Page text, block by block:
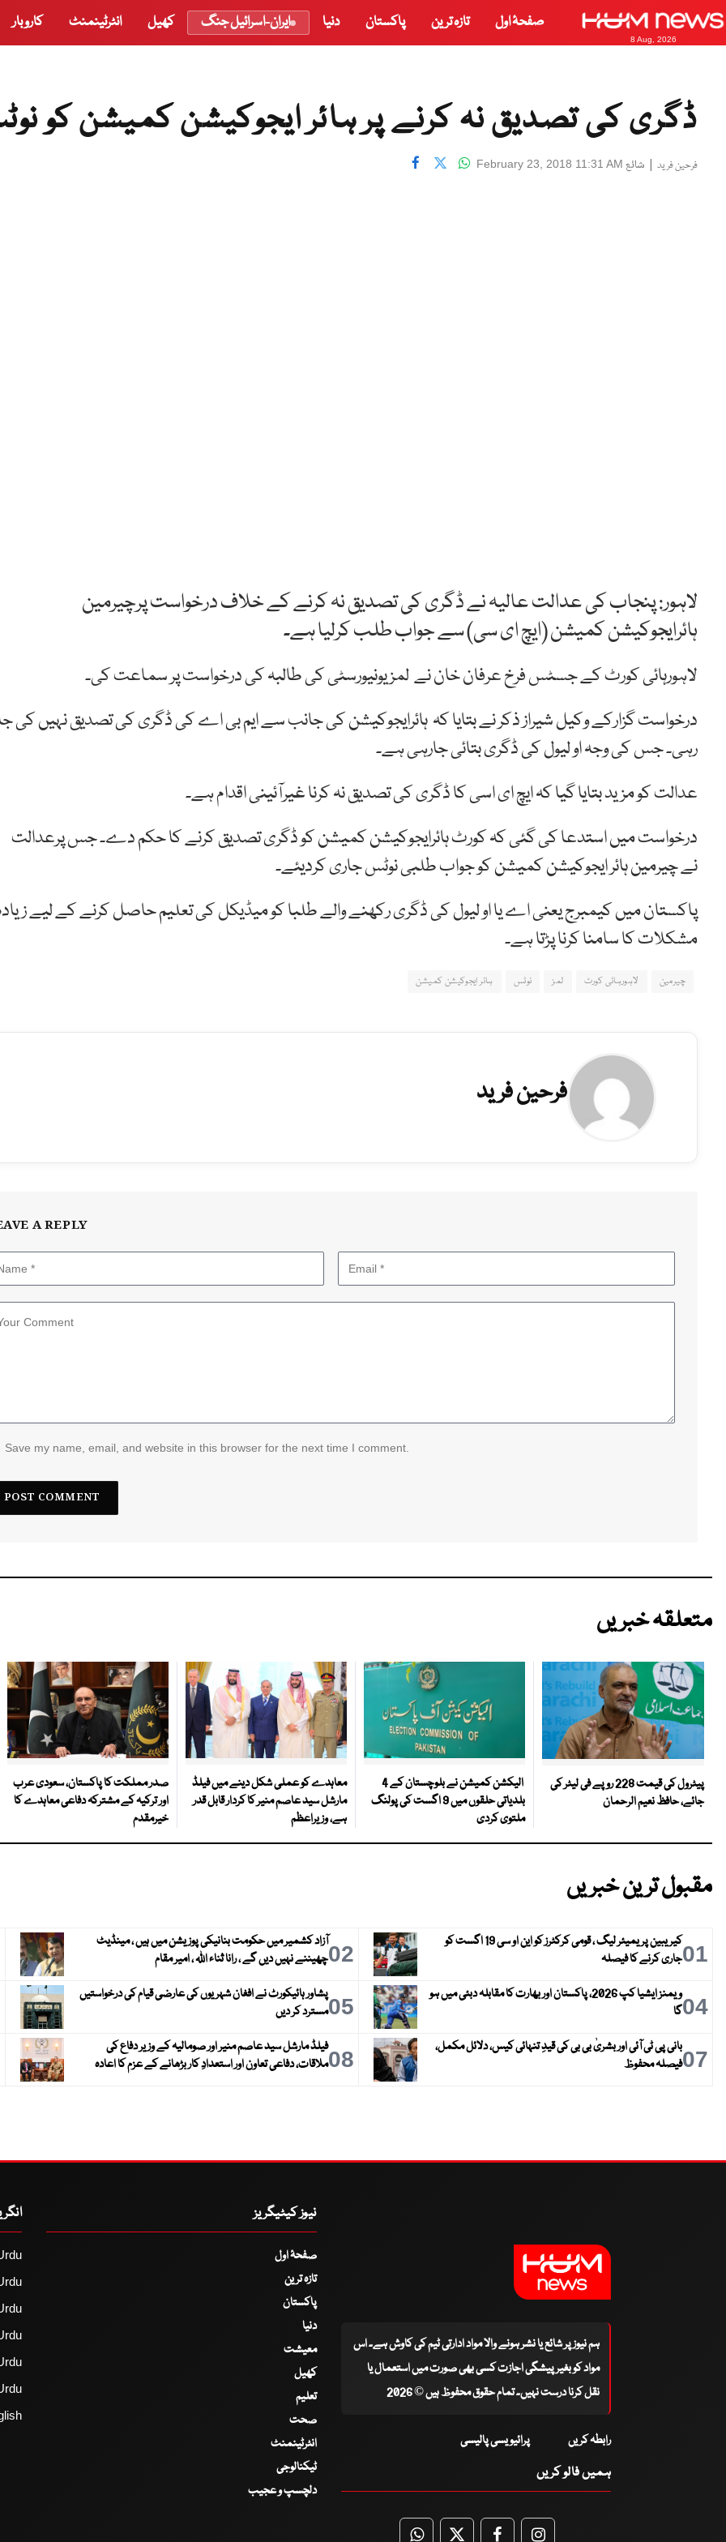
8 Aug, 2026
صفحۂ اول تازہ ترین پاکستان دنیا ایران-اسرائیل جنگ کھیل انٹرٹینمنٹ کاروبار
ڈگری کی تصدیق نہ کرنے پر ہائر ایجوکیشن کمیشن کو
فرحین فرید | شائع February 23, 2018 11:31 AM
لاہور: پنجاب کی عدالت عالیہ نے ڈگری کی تصدیق نہ کرنے کے خلاف درخواست پرچیرمین
ہائرایجوکیشن کمیشن (ایچ ای سی) سے جواب طلب کرلیا ہے۔
لاہورہائی کورٹ کے جسٹس فرخ عرفان خان نے لمز یونیورسٹی کی طالبہ کی درخواست پر سماعت کی۔
درخواست گزارکے وکیل شیراز ذکر نے بتایا کہ ہائرایجوکیشن کی جانب سے ایم بی اے کی ڈگری کی تصدیق نہیں کی
رہی۔ جس کی وجہ او لیول کی ڈگری بتائی جارہی ہے۔
عدالت کو مزید بتایا گیا کہ ایچ ای اسی کا ڈگری کی تصدیق نہ کرنا غیرآئینی اقدام ہے۔
درخواست میں استدعا کی گئی کہ کورٹ ہائرایجوکیشن کمیشن کو ڈگری تصدیق کرنے کا حکم دے۔ جس پرعدالت
نے چیرمین ہائر ایجوکیشن کمیشن کو جواب طلبی نوٹس جاری کردیئے۔
پاکستان میں کیمبرج یعنی اے یا او لیول کی ڈگری رکھنے والے طلبا کو میڈیکل کی تعلیم حاصل کرنے کے لیے
مشکلات کا سامنا کرنا پڑتا ہے۔
چیرمین لاہورہائی کورٹ لمز نوٹس ہائر ایجوکیشن کمیشن
فرحین فرید
A REPLY
Save my name, email, and website in this browser for the next time I comment.
متعلقہ خبریں
پیٹرول کی قیمت 228 روپے فی لیٹر کی
جائے، حافظ نعیم الرحمان
الیکشن کمیشن نے بلوچستان کے 4
بلدیاتی حلقوں میں 9 اگست کی پولنگ
ملتوی کردی
معاہدے کو عملی شکل دینے میں فیلڈ
مارشل سید عاصم منیر کا کردار قابل قدر
ہے، وزیراعظم
صدر مملکت کا پاکستان، سعودی عرب
اور ترکیہ کے مشترکہ دفاعی معاہدے کا
خیرمقدم
مقبول ترین خبریں
01
کیریبین پریمیئر لیگ ، قومی کرکٹرز کو این او سی 19 اگست کو
جاری کرنے کا فیصلہ
02آزاد کشمیر میں حکومت بنانیکی پوزیشن میں ہیں ، مینڈیٹ
چھیننے نہیں دیں گے ، رانا ثناء اللہ ، امیر مقام
04
ویمنز ایشیا کپ 2026، پاکستان اور بھارت کا مقابلہ دبئی میں ہو
گا
05پشاور ہائیکورٹ نے افغان شہریوں کی عارضی قیام کی درخواستیں
مسترد کر دیں
07بانی پی ٹی آئی اور بشریٰ بی بی کی قیدِ تنہائی کیس، دلائل مکمل،
فیصلہ محفوظ
08فیلڈ مارشل سید عاصم منیر اور صومالیہ کے وزیر دفاع کی
ملاقات، دفاعی تعاون اور استعدادِ کار بڑھانے کے عزم کا اعادہ
ہم نیوز پر شائع یا نشر ہونے والا مواد ادارتی ٹیم کی کاوش ہے۔ اس
مواد کو بغیر پیشگی اجازت کسی بھی صورت میں استعمال یا
نقل کرنا درست نہیں۔ تمام حقوق محفوظ ہیں © 2026
رابطہ کریں پرائیویسی پالیسی
ہمیں فالو کریں
نیوز کیٹیگریز
صفحۂ اول
تازہ ترین
پاکستان
دنیا
معیشت
کھیل
تعلیم
صحت
انٹرٹینمنٹ
ٹیکنالوجی
دلچسپ و عجیب